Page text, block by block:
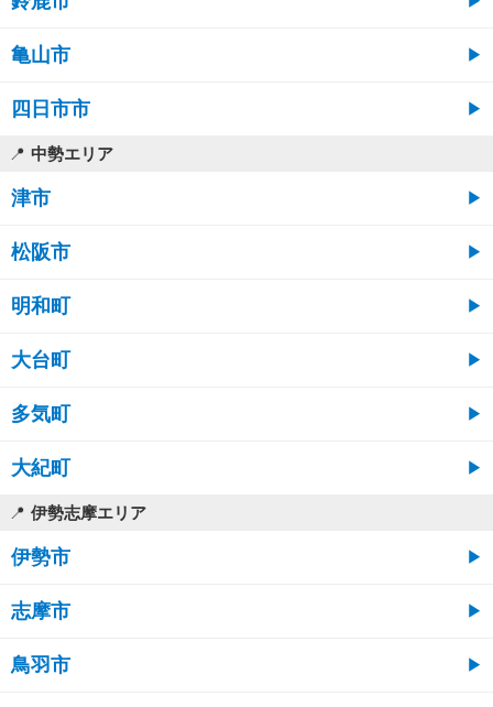
亀山市
四日市市
中勢エリア
津市
松阪市
明和町
大台町
多気町
大紀町
伊勢志摩エリア
伊勢市
志摩市
鳥羽市